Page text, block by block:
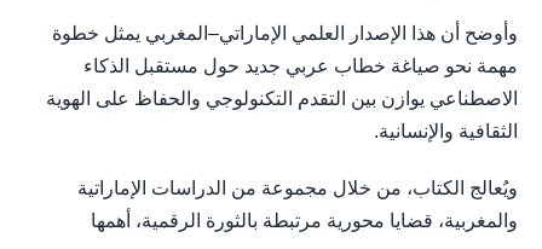
وأوضح أن هذا الإصدار العلمي الإماراتي–المغربي يمثل خطوة
مهمة نحو صياغة خطاب عربي جديد حول مستقبل الذكاء
الاصطناعي يوازن بين التقدم التكنولوجي والحفاظ على الهوية
الثقافية والإنسانية.
ويُعالج الكتاب، من خلال مجموعة من الدراسات الإماراتية
والمغربية، قضايا محورية مرتبطة بالثورة الرقمية، أهمها